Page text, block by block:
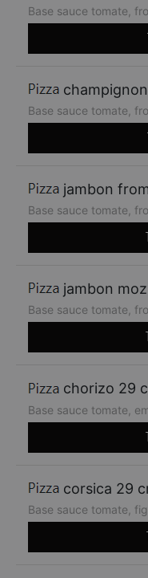
Base sauce tomate,
Base sauce tomate,
jambon
Base sauce tomate,
jambon
Base sauce tomate,
chorizo 29
Base sauce tomate,
corsica 29
Base sauce tomate,